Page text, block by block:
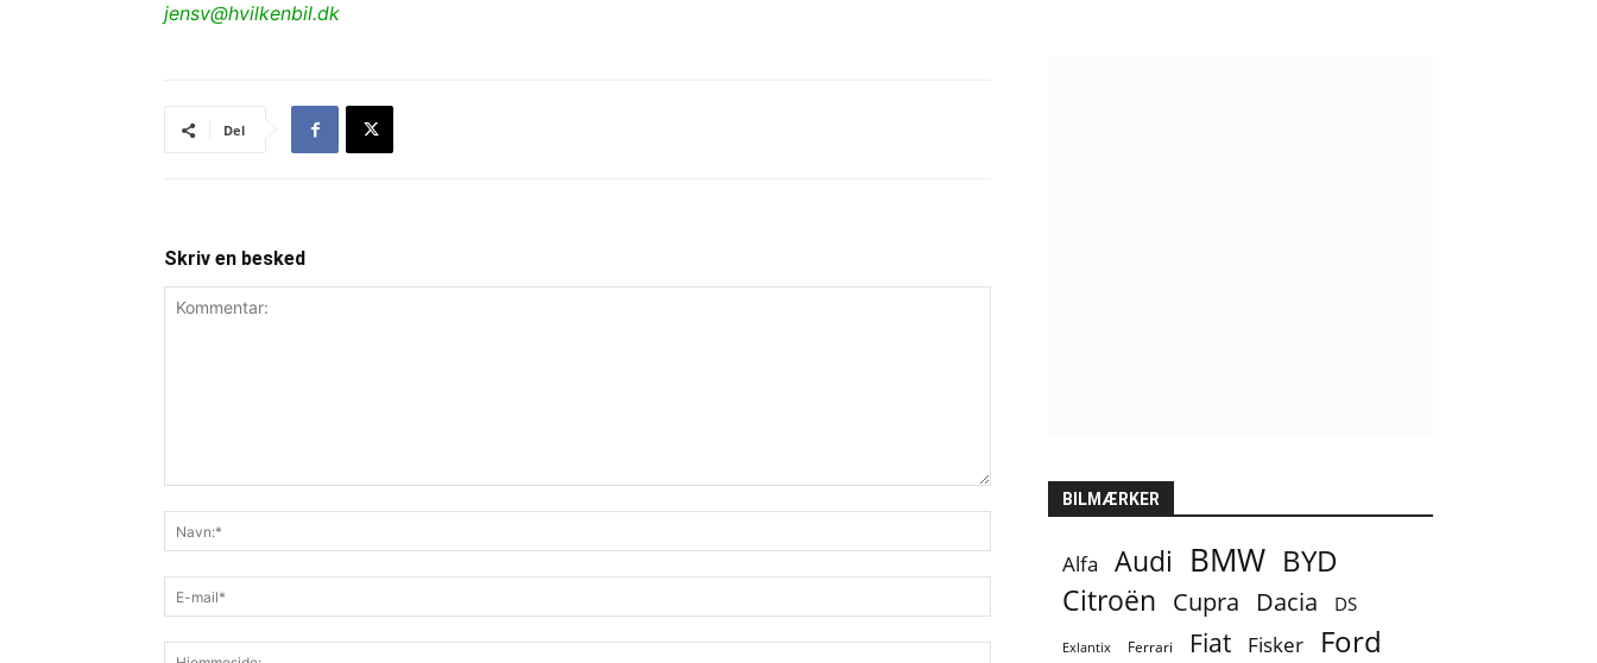
jensv@hvilkenbil.dk
Del
Skriv en besked
BILMÆRKER
Alfa Audi BMW BYD
Citroën Cupra Dacia DS
Exlantix Ferrari Fiat Fisker Ford